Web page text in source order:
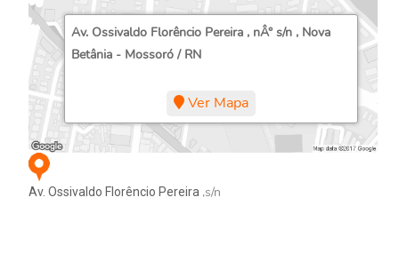
Av. Ossivaldo Florêncio Pereira , nÂ° s/n , Nova
Betânia - Mossoró / RN
Ver Mapa
Av. Ossivaldo Florêncio Pereira ,s/n